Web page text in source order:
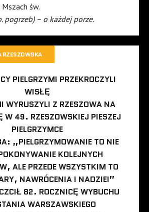
św.
pogrzeb) – o każdej porze.
RZESZOWSKA
PIELGRZYMI PRZEKROCZYLI
WISŁĘ
WYRUSZYLI Z RZESZOWA NA
W 49. RZESZOWSKIEJ PIESZEJ
PIELGRZYMCE
„PIELGRZYMOWANIE TO NIE
KOLEJNYCH
ALE PRZEDE WSZYSTKIM TO
NAWRÓCENIA I NADZIEI”
82. ROCZNICĘ WYBUCHU
WARSZAWSKIEGO